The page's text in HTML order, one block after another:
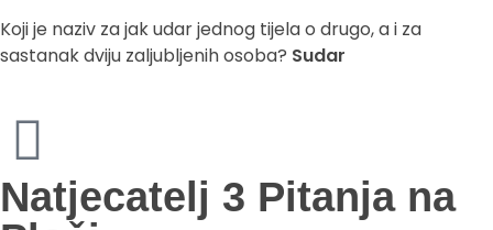
Koji je naziv za jak udar jednog tijela o drugo, a i za
sastanak dviju zaljubljenih osoba? Sudar
Natjecatelj 3 Pitanja na